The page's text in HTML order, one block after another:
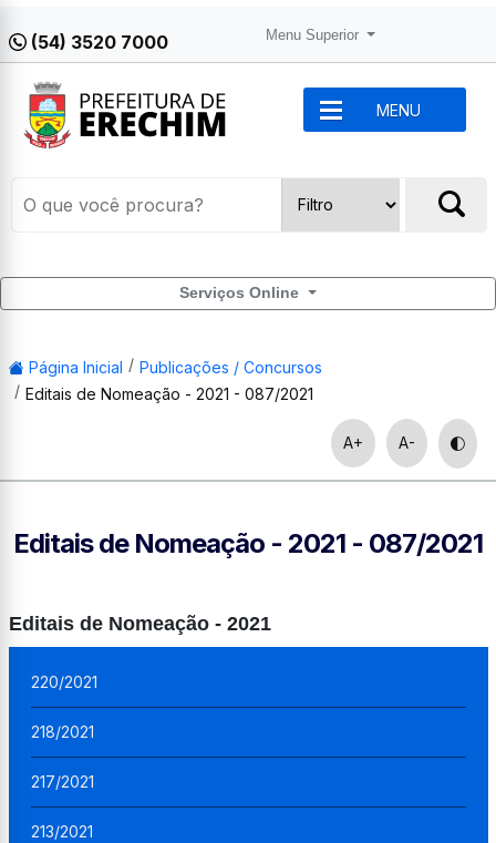
(54) 3520 7000 Menu Superior
MENU
Serviços Online
Página Inicial
Publicações / Concursos
Editais de Nomeação - 2021 - 087/2021
A+ A-
Editais de Nomeação - 2021 - 087/2021
Editais de Nomeação - 2021
220/2021
218/2021
217/2021
213/2021